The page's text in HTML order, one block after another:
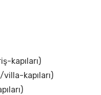
kapıları)
kapıları)